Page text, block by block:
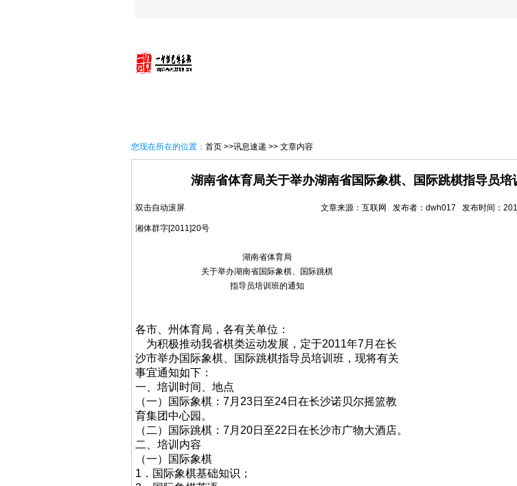
您现在所在的位置： 首页 >>讯息速递 >> 文章内容
湖南省体育局关于举办湖南省国际象棋、国际跳棋指导员培
双击自动滚屏 文章来源：互联网 发布者：dwh017 发布时间：
湘体群字[2011]20号
湖南省体育局
关于举办湖南省国际象棋、国际跳棋
指导员培训班的通知
各市、州体育局，各有关单位：
为积极推动我省棋类运动发展，定于2011年7月在长
沙市举办国际象棋、国际跳棋指导员培训班，现将有关
事宜通知如下：
一、培训时间、地点
（一）国际象棋：7月23日至24日在长沙诺贝尔摇篮教
育集团中心园。
（二）国际跳棋：7月20日至22日在长沙市广物大酒店。
二、培训内容
（一）国际象棋
1．国际象棋基础知识；